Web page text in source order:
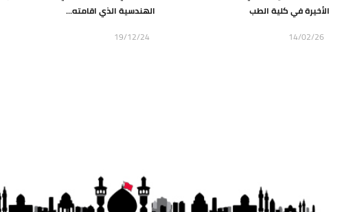
الأخيرة في كلية الطب
14/02/26
الهندسية الذي اقامته...
19/12/24